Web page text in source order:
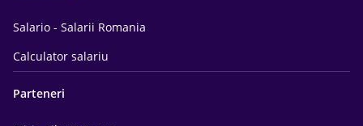
Salario - Salarii Romania
Calculator salariu
Parteneri